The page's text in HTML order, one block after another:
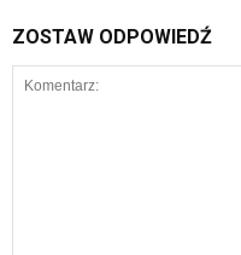
ZOSTAW ODPOWIEDŹ